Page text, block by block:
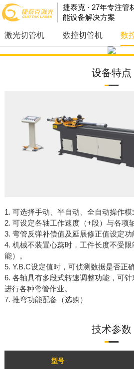
捷泰克 · 27年专注管
能设备解决方案
激光切管机 数控切管机 数
CTK-38CNC-3Z-DC
设备特点
1. 可选择手动、半自动、全自动操作模
2. 可设定各轴工作速度（+段）与各项
3. 弯管反弹补偿值及延展修正值设定功
4. 机械不装置心蕊时，工件长度不受
能）。
5. Y.B.C设定值时，可侦测数据是否正
6. 各轴具有多段式转速调整功能，可针
进行各种弯管作业。
7. 推弯功能配备（选购）
技术参数
型号